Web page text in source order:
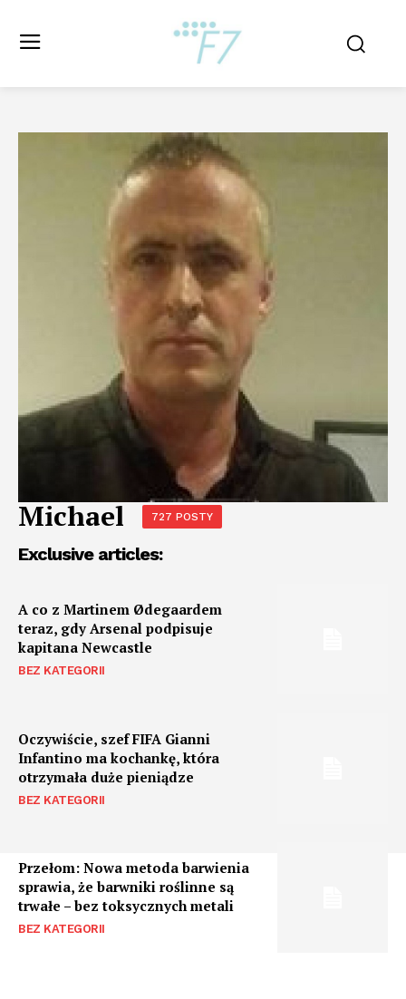
Michael 727 POSTY
Exclusive articles:
A co z Martinem Ødegaardem
teraz, gdy Arsenal podpisuje
kapitana Newcastle
BEZ KATEGORII
Oczywiście, szef FIFA Gianni
Infantino ma kochankę, która
otrzymała duże pieniądze
BEZ KATEGORII
Przełom: Nowa metoda barwienia
sprawia, że barwniki roślinne są
trwałe – bez toksycznych metali
BEZ KATEGORII